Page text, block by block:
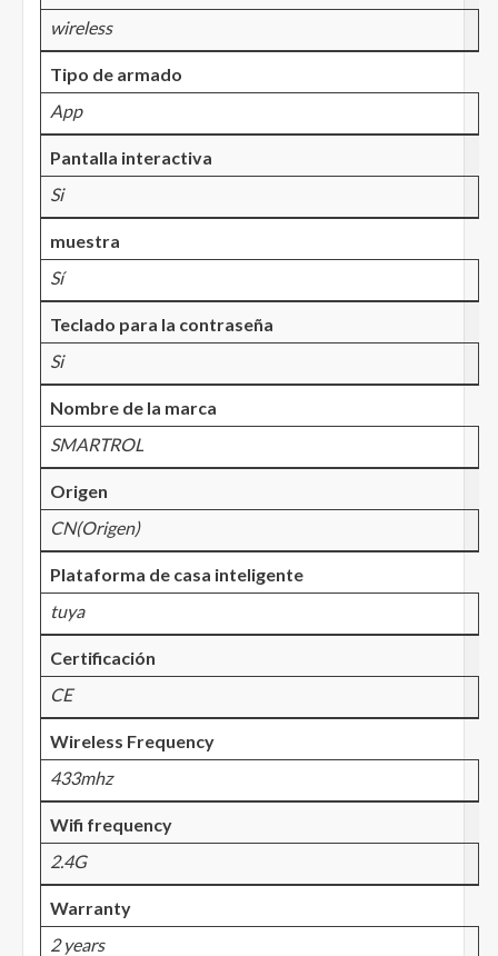
wireless
Tipo de armado
App
Pantalla interactiva
Si
muestra
Sí
Teclado para la contraseña
Si
Nombre de la marca
SMARTROL
Origen
CN(Origen)
Plataforma de casa inteligente
tuya
Certificación
CE
Wireless Frequency
433mhz
Wifi frequency
2.4G
Warranty
2 years